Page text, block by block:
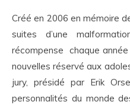
Créé en 2006 en mémoire
suites d’une
récompense chaque
nouvelles réservé aux
jury, présidé par Erik
personnalités du monde